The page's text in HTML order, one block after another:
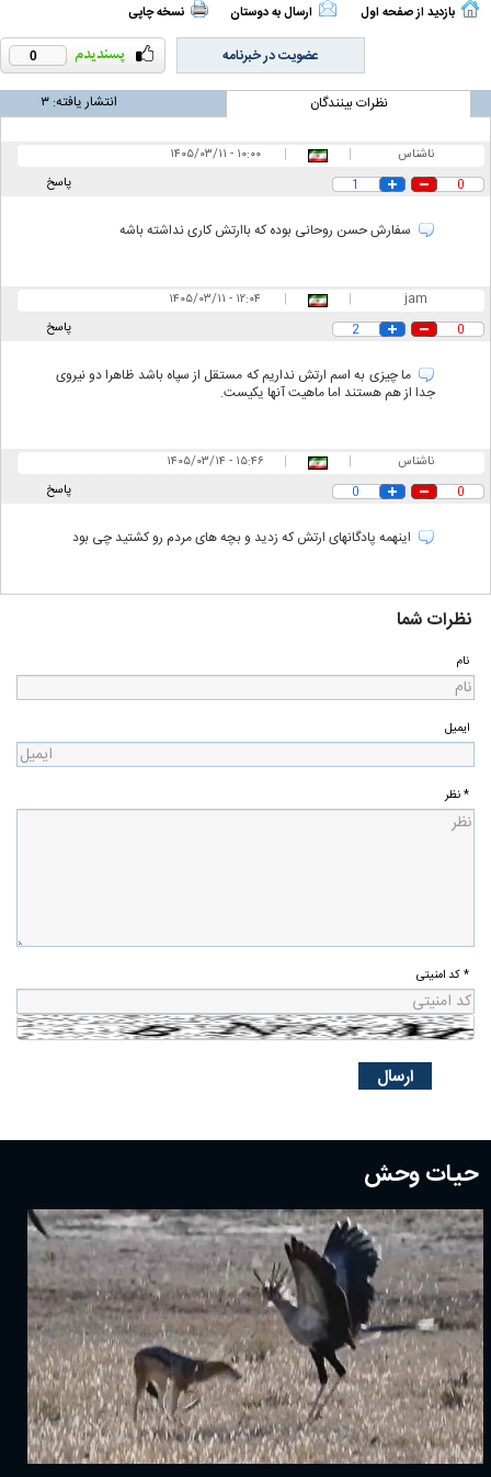
بازدید از صفحه اول ارسال به دوستان نسخه چاپی
0 عضویت در خبرنامه
نظرات بینندگان انتشار یافته:۳
ناشناس |
|
۱۰:۰۰ - ۱۴۰۵/۰۳/۱۱
پاسخ
0
1
سفارش حسن روحانی بوده که باارتش کاری نداشته باشه
jam
|
|
۱۲:۰۴ - ۱۴۰۵/۰۳/۱۱
پاسخ
0
2
ما چیزی به اسم ارتش نداریم که مستقل از سپاه باشد ظاهرا دو نیروی
جدا از هم هستند اما ماهیت آنها یکیست.
ناشناس |
|
۱۵:۴۶ - ۱۴۰۵/۰۳/۱۴
پاسخ
0
0
اینهمه پادگانهای ارتش که زدید و بچه های مردم رو کشتید چی بود
نظرات شما
نام
ایمیل
* نظر
* کد امنیتی
حیات وحش